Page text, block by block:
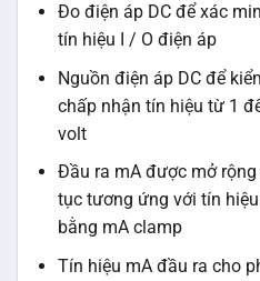
Đo điện áp DC để xác
tín hiệu I / O điện áp
Nguồn điện áp DC để
chấp nhận tín hiệu từ 1
volt
Đầu ra mA được mở
tục tương ứng với tín
bằng mA clamp
Tín hiệu mA đầu ra cho